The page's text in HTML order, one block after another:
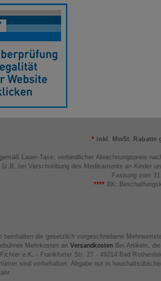
* inkl. MwSt. Rabatte
Lauer-Taxe; verbindlicher Abrechnungspreis
(z.B. bei Verschreibung des Medikaments an Kinder
Fassung zum
**** BK:
beinhalten die gesetzlich vorgeschriebene
Mehrkosten an Versandkosten Bei Artikeln,
e.K. - Frankfurter Str. 27 - 49214 Bad
sind vorbehalten. Abgabe nur in